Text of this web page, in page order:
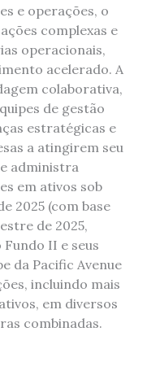
e operações, o
complexas e
operacionais,
acelerado. A
colaborativa,
de gestão
estratégicas e
a atingirem seu
administra
em ativos sob
2025 (com base
de 2025,
II e seus
da Pacific Avenue
incluindo mais
em diversos
combinadas.